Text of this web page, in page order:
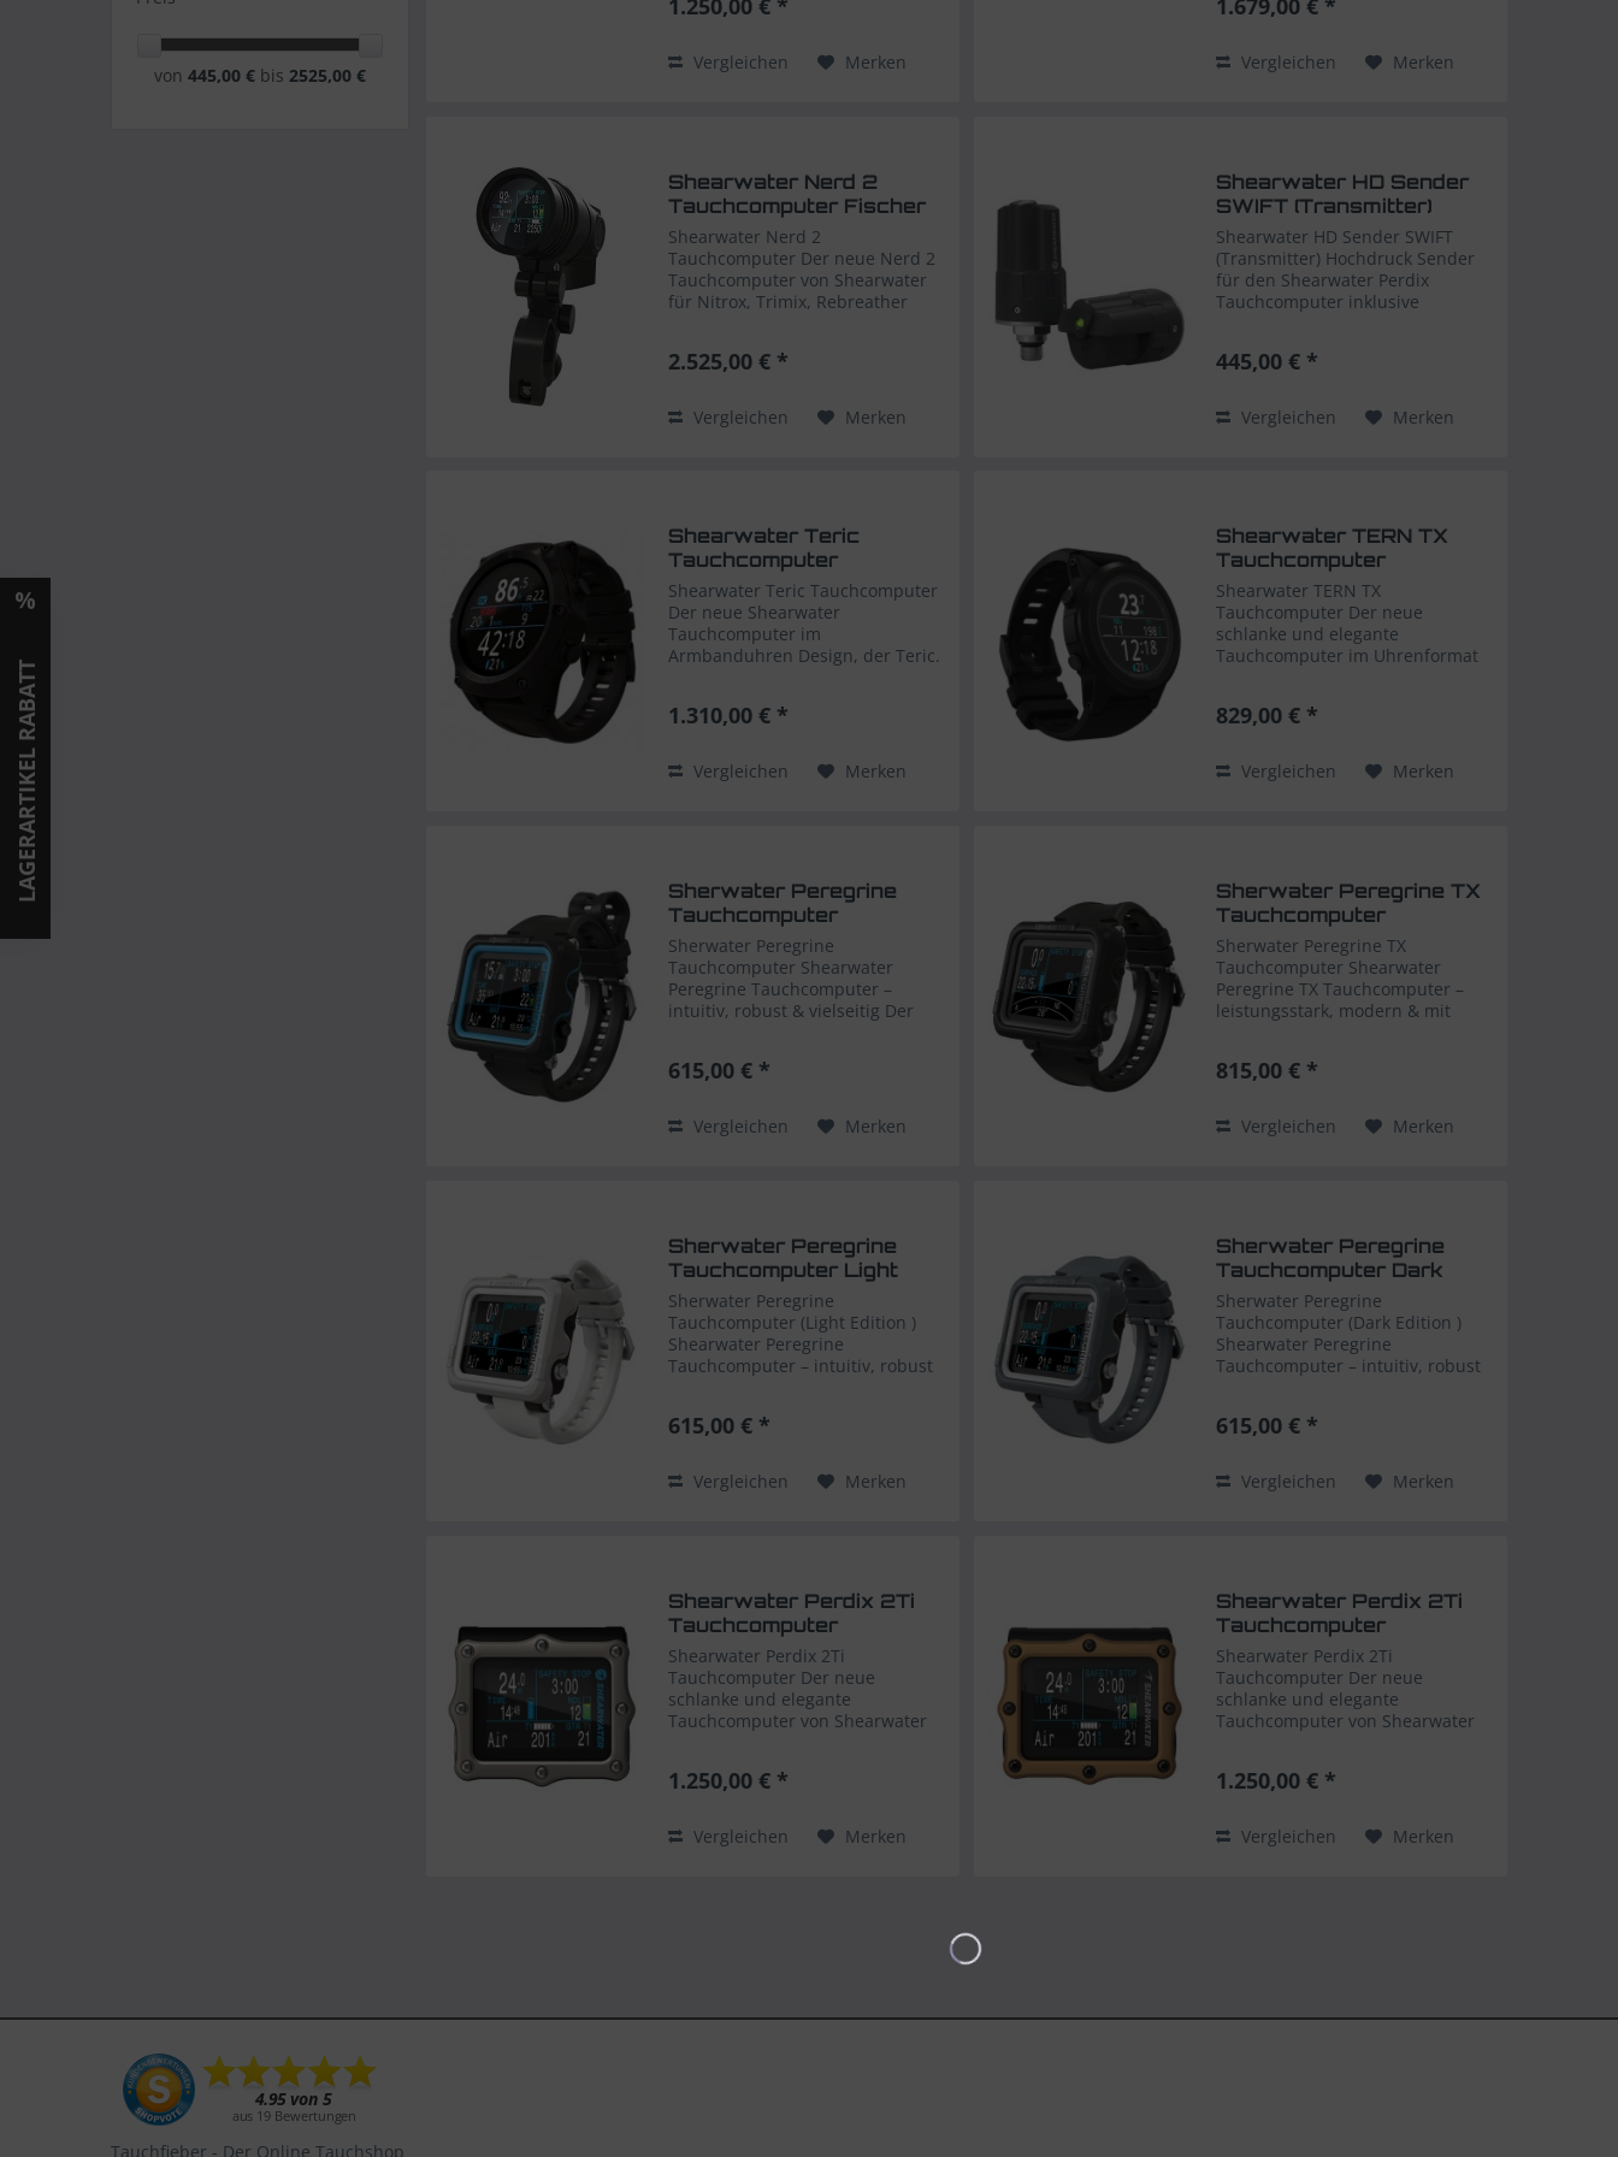
von 445,00 € bis 2525,00 €
Nitrox Computer mit Features für
anspruchsvollen Tauchenthusiasten....
1.250,00 € *
Vergleichen Merken
uvm. OC Recreational Drei Gas
den...
1.679,00 € *
Vergleichen Merken
Shearwater Nerd 2
Tauchcomputer Fischer
Shearwater Nerd 2
Tauchcomputer Der neue Nerd 2
Tauchcomputer von Shearwater
für Nitrox, Trimix, Rebreather
zuverlässiger technischer
2.525,00 € *
Vergleichen Merken
Shearwater HD Sender
SWIFT (Transmitter)
Shearwater HD Sender SWIFT
(Transmitter) Hochdruck Sender
für den Shearwater Perdix
Tauchcomputer inklusive
Hochdruckabgang der 1. Stufe
Tauchcomputer...
445,00 € *
Vergleichen Merken
Shearwater Teric
Tauchcomputer
Shearwater Teric Tauchcomputer
Der neue Shearwater
Tauchcomputer im
Armbanduhren Design, der Teric.
Extrem robust, übersichtlich gestaltet und
gut ablesbar. Intuitive
Menüführung zusammen...
1.310,00 € *
Vergleichen Merken
Shearwater TERN TX
Tauchcomputer
Shearwater TERN TX
Tauchcomputer Der neue
schlanke und elegante
Tauchcomputer im Uhrenformat
kompakte Shearwater
Tauchkomfort und Vielseitigkeit
829,00 € *
Vergleichen Merken
Sherwater Peregrine
Tauchcomputer
Sherwater Peregrine
Tauchcomputer Shearwater
Peregrine Tauchcomputer –
intuitiv, robust & vielseitig Der
und ambitionierte Freizeittaucher,
615,00 € *
Vergleichen Merken
Sherwater Peregrine TX
Tauchcomputer
Sherwater Peregrine TX
Tauchcomputer Shearwater
Peregrine TX Tauchcomputer –
leistungsstark, modern & mit
Version des beliebten Peregrine
815,00 € *
Vergleichen Merken
Sherwater Peregrine
Tauchcomputer Light
Edition
Sherwater Peregrine
Tauchcomputer (Light Edition )
Shearwater Peregrine
Tauchcomputer – intuitiv, robust
Peregrine ist der ideale
ambitionierte...
615,00 € *
Vergleichen Merken
Sherwater Peregrine
Tauchcomputer Dark
Edition
Sherwater Peregrine
Tauchcomputer (Dark Edition )
Shearwater Peregrine
Tauchcomputer – intuitiv, robust
Shearwater Peregrine ist der
und...
615,00 € *
Vergleichen Merken
Shearwater Perdix 2Ti
Tauchcomputer
Shearwater Perdix 2Ti
Tauchcomputer Der neue
schlanke und elegante
Tauchcomputer von Shearwater
Nitrox Computer mit Features für
anspruchsvollen Tauchenthusiasten....
1.250,00 € *
Vergleichen Merken
Shearwater Perdix 2Ti
Tauchcomputer
(Journeys...
Shearwater Perdix 2Ti
Tauchcomputer Der neue
schlanke und elegante
Tauchcomputer von Shearwater
Gold OC Recreational Drei Gas
den...
1.250,00 € *
Vergleichen Merken
Tauchfieber - Der Online Tauchshop
LAGERARTIKEL RABATT